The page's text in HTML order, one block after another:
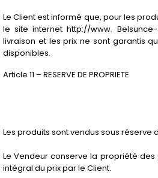
Le Client est informé que, pour les
le site internet http://www.
livraison et les prix ne sont garantis
disponibles.
Article 11 – RESERVE DE PROPRIETE
Les produits sont vendus sous réserve
Le Vendeur conserve la propriété
intégral du prix par le Client.